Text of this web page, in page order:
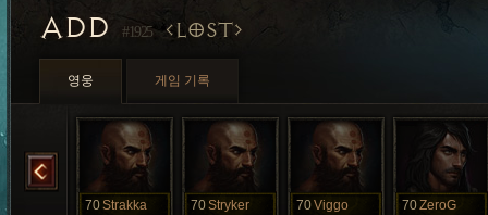
ADD #1925 LOST
영웅 게임 기록
70Strakka 70Stryker 70Viggo 70ZeroG